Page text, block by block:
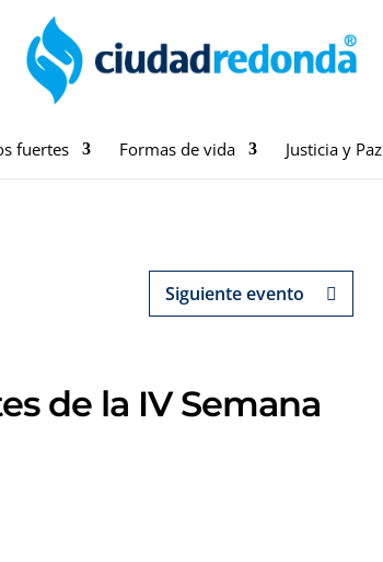
fuertes Formas de vida Justicia y Paz
Siguiente evento
de la IV Semana